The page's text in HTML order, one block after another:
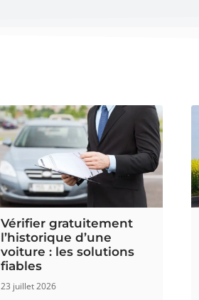
Vérifier gratuitement
l’historique d’une
voiture : les solutions
fiables
23 juillet 2026